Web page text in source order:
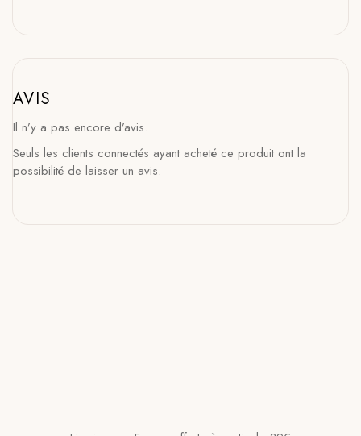
AVIS
Il n’y a pas encore d’avis.
Seuls les clients connectés ayant acheté ce produit ont la
possibilité de laisser un avis.